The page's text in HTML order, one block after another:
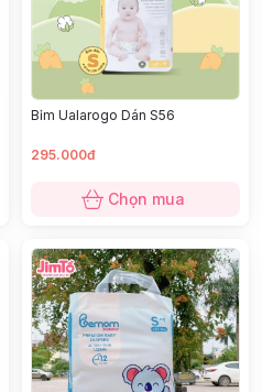
Bỉm Ualarogo Dán S56
295.000đ
Chọn mua